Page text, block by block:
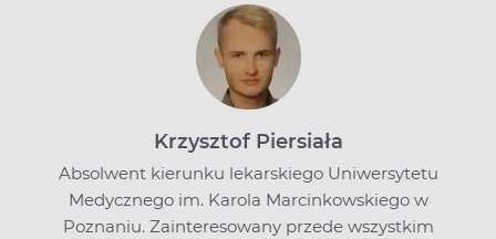
Krzysztof Piersiała
Absolwent kierunku lekarskiego Uniwersytetu
Medycznego im. Karola Marcinkowskiego w
Poznaniu. Zainteresowany przede wszystkim